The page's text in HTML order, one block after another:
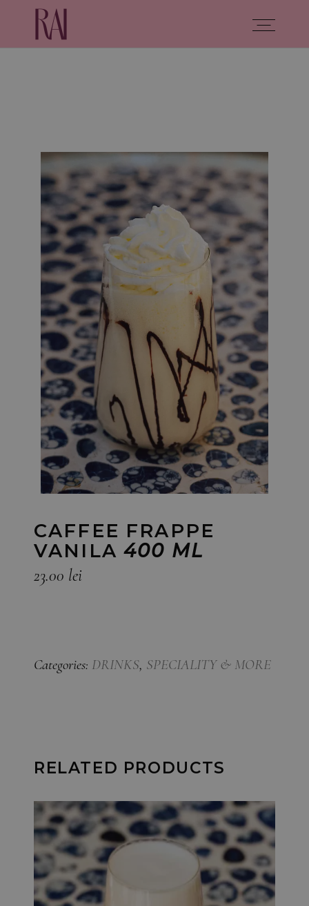
CAFFEE FRAPPE
VANILA400 ML
23.00 lei
Categories: DRINKS, SPECIALITY & MORE
RELATED PRODUCTS